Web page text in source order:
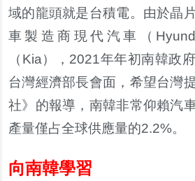
域的龍頭就是台積電。由於晶
車製造商現代汽車（
（Kia），2021年年初南韓政
台灣經濟部長會面，希望台灣
社》的報導，南韓非常仰賴汽
產量僅占全球供應量的2.2%。
向南韓學習